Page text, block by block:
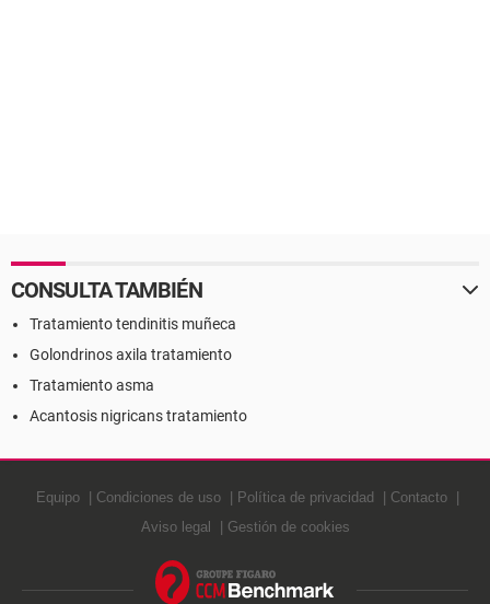
CONSULTA TAMBIÉN
Tratamiento tendinitis muñeca
Golondrinos axila tratamiento
Tratamiento asma
Acantosis nigricans tratamiento
Equipo Condiciones de uso Política de privacidad
Contacto
Aviso legal
Gestión de cookies